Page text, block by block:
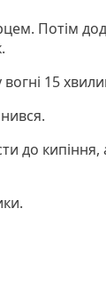
Потім
15
до кипіння,